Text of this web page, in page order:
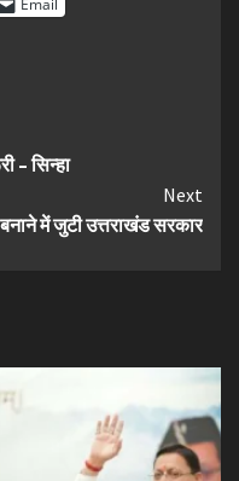
Email
– सिन्हा
Next
में जुटी उत्तराखंड सरकार